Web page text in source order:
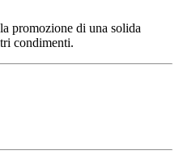
promozione di una solida
condimenti.